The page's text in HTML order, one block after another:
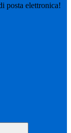
posta elettronica!